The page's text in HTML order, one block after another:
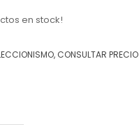
CONSULTAR PRECIO
en stock!